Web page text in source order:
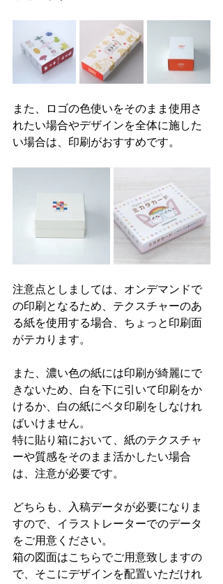
また、ロゴの色使いをそのまま使用さ
れたい場合やデザインを全体に施した
い場合は、印刷がおすすめです。
注意点としましては、オンデマンドで
の印刷となるため、テクスチャーのあ
る紙を使用する場合、ちょっと印刷面
がテカります。
また、濃い色の紙には印刷が綺麗にで
きないため、白を下に引いて印刷をか
けるか、白の紙にベタ印刷をしなけれ
ばいけません。
特に貼り箱において、紙のテクスチャ
ーや質感をそのまま活かしたい場合
は、注意が必要です。
どちらも、入稿データが必要になりま
すので、イラストレーターでのデータ
をご用意ください。
箱の図面はこちらでご用意致しますの
で、そこにデザインを配置いただけれ